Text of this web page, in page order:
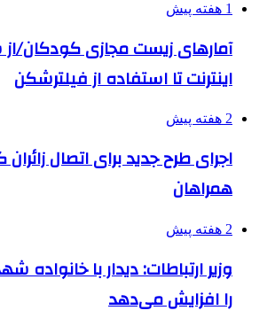
1 هفته پیش
آمارهای زیست مجازی کودکان/
اینترنت تا استفاده از فیلترشکن
2 هفته پیش
اجرای طرح جدید برای اتصال
همراهان
2 هفته پیش
وزیر ارتباطات: دیدار با خانواده
را افزایش می‌دهد